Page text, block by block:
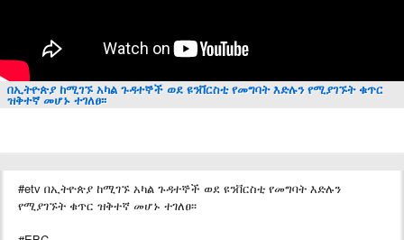
በኢትዮጵያ ከሚገኙ አካል ጉዳተኞች ወደ ዩንቨርስቲ የመግባት እድሉን የሚያገኙት ቁጥር
ዝቅተኛ መሆኑ ተገለፀ፡፡
#etv በኢትዮጵያ ከሚገኙ አካል ጉዳተኞች ወደ ዩንቨርስቲ የመግባት እድሉን
የሚያገኙት ቁጥር ዝቅተኛ መሆኑ ተገለፀ፡፡